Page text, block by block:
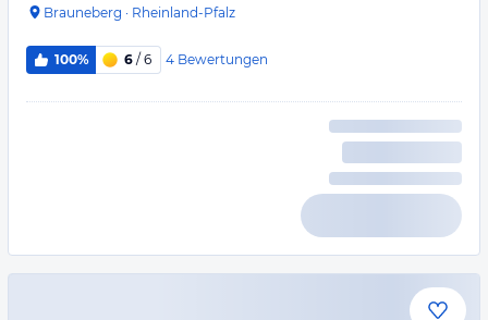
Brauneberg · Rheinland-Pfalz
100% 6 / 6 4 Bewertungen